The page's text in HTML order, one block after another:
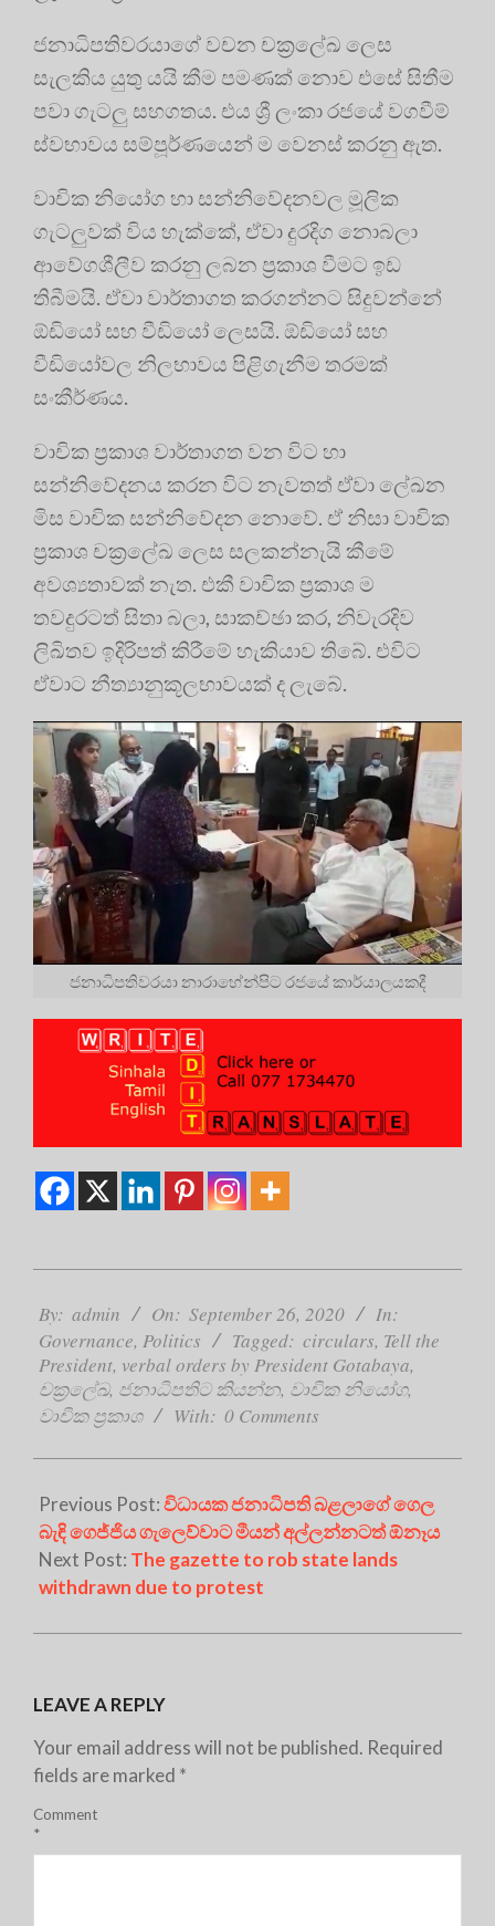
ජනාධිපතිවරයාගේ වචන චක්‍රලේඛ ලෙස
සැලකිය යුතු යයි කීම පමණක් නොව එසේ සිතීම
පවා ගැටලු සහගතය. එය ශ්‍රී ලංකා රජයේ වගවීම්
ස්වභාවය සම්පූර්ණයෙන් ම වෙනස් කරනු ඇත.
වාචික නියෝග හා සන්නිවේදනවල මූලික
ගැටලුවක් විය හැක්කේ, ඒවා දුරදිග නොබලා
ආවේගශීලීව කරනු ලබන ප්‍රකාශ වීමට ඉඩ
තිබීමයි. ඒවා වාර්තාගත කරගන්නට සිදුවන්නේ
ඕඩියෝ සහ වීඩියෝ ලෙසයි. ඕඩියෝ සහ
වීඩියෝවල නිලභාවය පිළිගැනීම තරමක්
සංකීර්ණය.
වාචික ප්‍රකාශ වාර්තාගත වන විට හා
සන්නිවේදනය කරන විට නැවතත් ඒවා ලේඛන
මිස වාචික සන්නිවේදන නොවේ. ඒ නිසා වාචික
ප්‍රකාශ චක්‍රලේඛ ලෙස සලකන්නැයි කීමේ
අවශ්‍යතාවක් නැත. එකී වාචික ප්‍රකාශ ම
තවදුරටත් සිතා බලා, සාකච්ඡා කර, නිවැරදිව
ලිඛිතව ඉදිරිපත් කිරීමේ හැකියාව තිබේ. එවිට
ඒවාට නීත්‍යානුකූලභාවයක් ද ලැබේ.
ජනාධිපතිවරයා නාරාහේන්පිට රජයේ කාර්යාලයකදී
09-
26
By: admin On: September 26, 2020
In:
Governance, Politics Tagged: circulars, Tell the
President, verbal orders by President Gotabaya,
චක්‍රලේඛ, ජනාධිපතිට කියන්න, වාචික නියෝග,
වාචික ප්‍රකාශ
With: 0 Comments
Previous Post:විධායක ජනාධිපති බළලාගේ ගෙල
බැඳි ගෙජ්ජිය ගැලෙව්වාට මීයන් අල්ලන්නටත් ඕනෑය
Next Post: The gazette to rob state lands
withdrawn due to protest
LEAVE A REPLY
Your email address will not be published. Required
fields are marked *
Comment
*